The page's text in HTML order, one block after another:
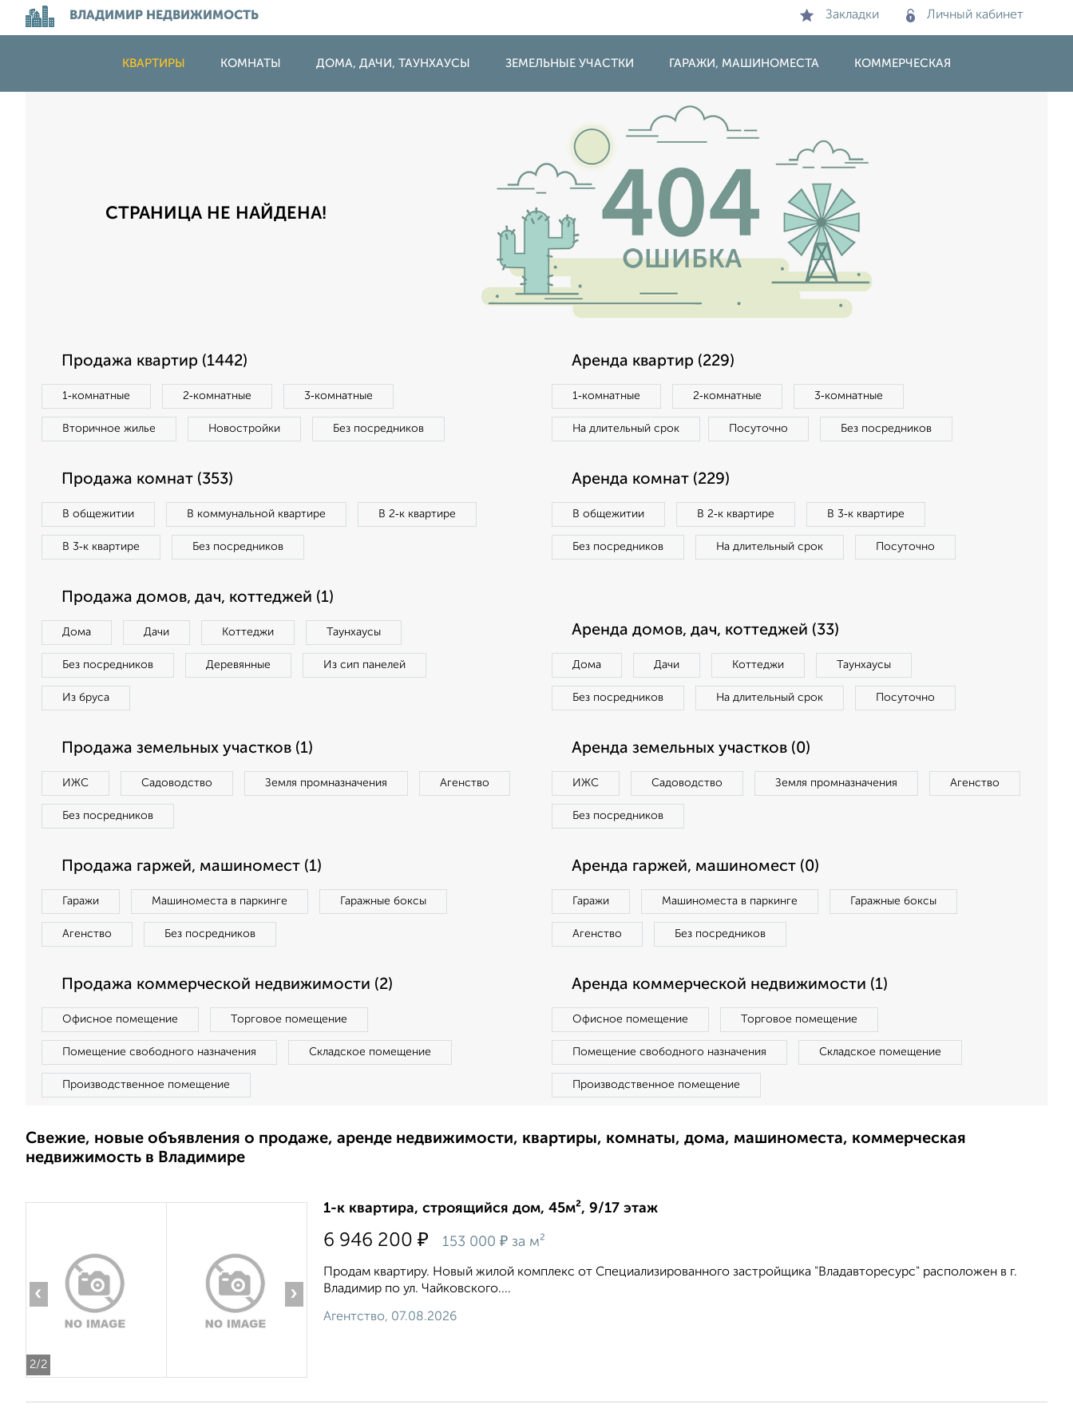
ВЛАДИМИР НЕДВИЖИМОСТЬ Закладки Личный кабинет
КВАРТИРЫ КОМНАТЫ ДОМА, ДАЧИ, ТАУНХАУСЫ ЗЕМЕЛЬНЫЕ УЧАСТКИ ГАРАЖИ, МАШИНОМЕСТА КОММЕРЧЕСКАЯ
СТРАНИЦА НЕ НАЙДЕНА!
Продажа квартир (1442)
1‑комнатные 2‑комнатные 3‑комнатные
Вторичное жилье Новостройки Без посредников
Аренда квартир (229)
1‑комнатные 2‑комнатные 3‑комнатные
На длительный срок Посуточно Без посредников
Продажа комнат (353)
В общежитии В коммунальной квартире В 2‑к квартире
В 3‑к квартире Без посредников
Аренда комнат (229)
В общежитии В 2‑к квартире В 3‑к квартире
Без посредников На длительный срок Посуточно
Продажа домов, дач, коттеджей (1)
Дома Дачи Коттеджи Таунхаусы
Без посредников Деревянные Из сип панелей
Из бруса
Аренда домов, дач, коттеджей (33)
Дома Дачи Коттеджи Таунхаусы
Без посредников На длительный срок Посуточно
Продажа земельных участков (1)
ИЖС Садоводство Земля промназначения Агенство
Без посредников
Аренда земельных участков (0)
ИЖС Садоводство Земля промназначения Агенство
Без посредников
Продажа гаржей, машиномест (1)
Гаражи Машиноместа в паркинге Гаражные боксы
Агенство Без посредников
Аренда гаржей, машиномест (0)
Гаражи Машиноместа в паркинге Гаражные боксы
Агенство Без посредников
Продажа коммерческой недвижимости (2)
Офисное помещение Торговое помещение
Помещение свободного назначения Складское помещение
Производственное помещение
Аренда коммерческой недвижимости (1)
Офисное помещение Торговое помещение
Помещение свободного назначения Складское помещение
Производственное помещение
Свежие, новые объявления о продаже, аренде недвижимости, квартиры, комнаты, дома, машиноместа, коммерческая
недвижимость в Владимире
2/2
‹ ›
1-к квартира, строящийся дом, 45м², 9/17 этаж
6 946 200 ₽ 153 000 ₽ за м²
Продам квартиру. Новый жилой комплекс от Специализированного застройщика "Владавторесурс" расположен в г.
Владимир по ул. Чайковского....
Агентство, 07.08.2026